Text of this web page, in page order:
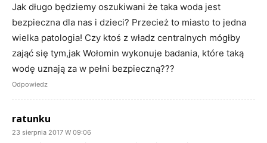
Jak długo będziemy oszukiwani że taka woda jest
bezpieczna dla nas i dzieci? Przecież to miasto to jedna
wielka patologia! Czy ktoś z władz centralnych mógłby
zająć się tym,jak Wołomin wykonuje badania, które taką
wodę uznają za w pełni bezpieczną???
Odpowiedz
ratunku
23 sierpnia 2017 W 09:06